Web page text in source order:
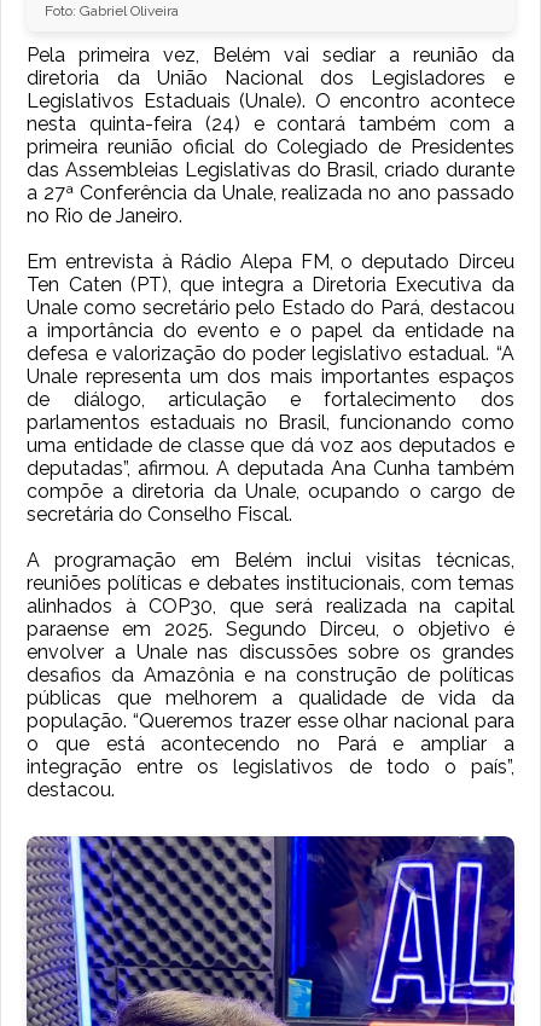
Foto: Gabriel Oliveira
Pela primeira vez, Belém vai sediar a reunião da
diretoria da União Nacional dos Legisladores e
Legislativos Estaduais (Unale). O encontro acontece
nesta quinta-feira (24) e contará também com a
primeira reunião oficial do Colegiado de Presidentes
das Assembleias Legislativas do Brasil, criado durante
a 27ª Conferência da Unale, realizada no ano passado
no Rio de Janeiro.
Em entrevista à Rádio Alepa FM, o deputado Dirceu
Ten Caten (PT), que integra a Diretoria Executiva da
Unale como secretário pelo Estado do Pará, destacou
a importância do evento e o papel da entidade na
defesa e valorização do poder legislativo estadual. “A
Unale representa um dos mais importantes espaços
de diálogo, articulação e fortalecimento dos
parlamentos estaduais no Brasil, funcionando como
uma entidade de classe que dá voz aos deputados e
deputadas”, afirmou. A deputada Ana Cunha também
compõe a diretoria da Unale, ocupando o cargo de
secretária do Conselho Fiscal.
A programação em Belém inclui visitas técnicas,
reuniões políticas e debates institucionais, com temas
alinhados à COP30, que será realizada na capital
paraense em 2025. Segundo Dirceu, o objetivo é
envolver a Unale nas discussões sobre os grandes
desafios da Amazônia e na construção de políticas
públicas que melhorem a qualidade de vida da
população. “Queremos trazer esse olhar nacional para
o que está acontecendo no Pará e ampliar a
integração entre os legislativos de todo o país”,
destacou.